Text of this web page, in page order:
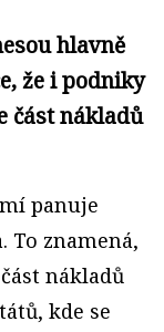
hlavně
že i podniky
část nákladů
panuje
To znamená,
nákladů
kde se